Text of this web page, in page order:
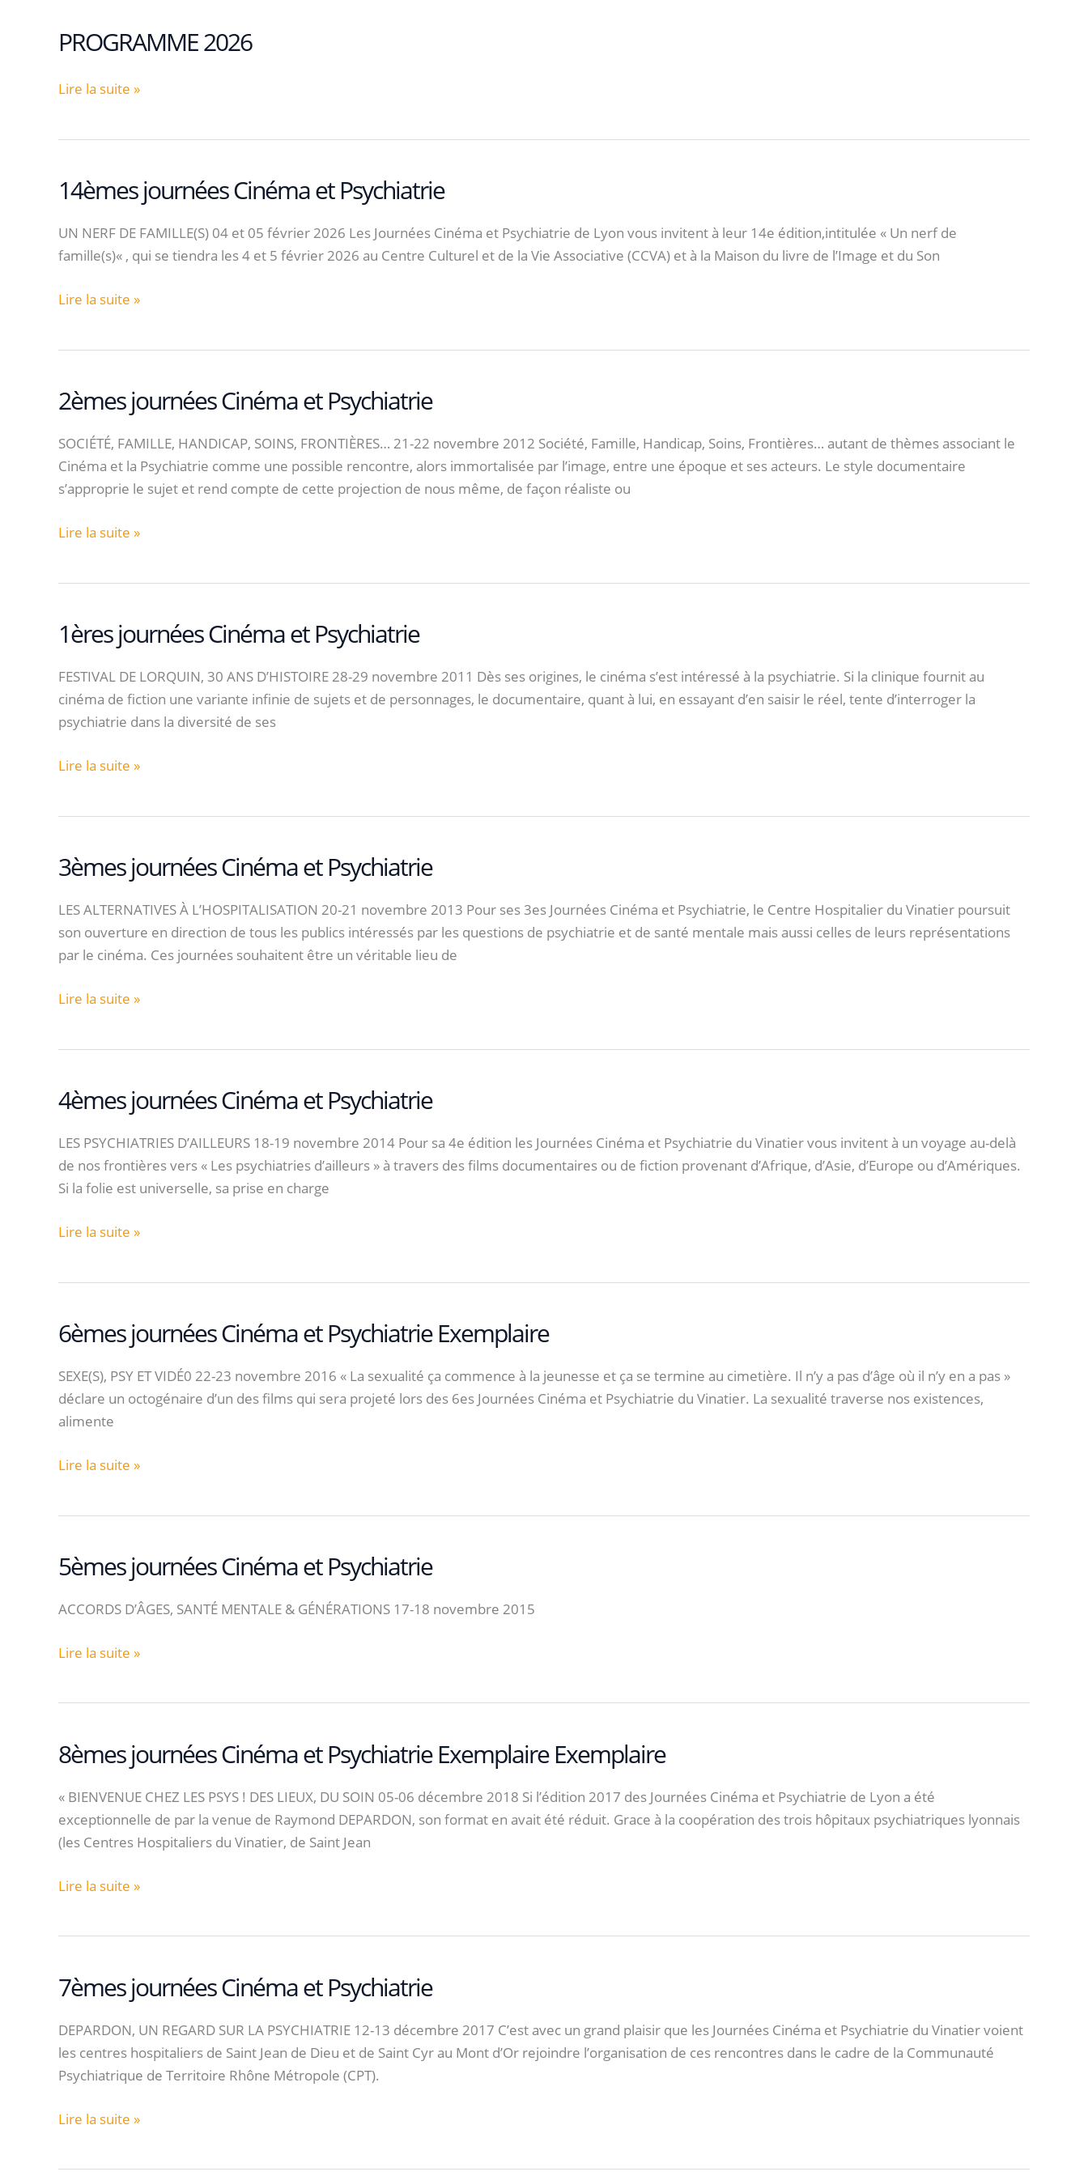
PROGRAMME 2026
PROGRAMME
Lire la suite »
14èmes journées Cinéma et Psychiatrie
UN NERF DE FAMILLE(S) 04 et 05 février 2026 Les Journées Cinéma et Psychiatrie de Lyon vous invitent à leur 14e édition,intitulée « Un nerf de
famille(s)« , qui se tiendra les 4 et 5 février 2026 au Centre Culturel et de la Vie Associative (CCVA) et à la Maison du livre de l’Image et du Son
14èmes
Psychiatrie
Lire la suite »
2èmes journées Cinéma et Psychiatrie
SOCIÉTÉ, FAMILLE, HANDICAP, SOINS, FRONTIÈRES… 21-22 novembre 2012 Société, Famille, Handicap, Soins, Frontières… autant de thèmes associant le
Cinéma et la Psychiatrie comme une possible rencontre, alors immortalisée par l’image, entre une époque et ses acteurs. Le style documentaire
s’approprie le sujet et rend compte de cette projection de nous même, de façon réaliste ou
2èmes
Psychiatrie
Lire la suite »
1ères journées Cinéma et Psychiatrie
FESTIVAL DE LORQUIN, 30 ANS D’HISTOIRE 28-29 novembre 2011 Dès ses origines, le cinéma s’est intéressé à la psychiatrie. Si la clinique fournit au
cinéma de fiction une variante infinie de sujets et de personnages, le documentaire, quant à lui, en essayant d’en saisir le réel, tente d’interroger la
psychiatrie dans la diversité de ses
1ères
Psychiatrie
Lire la suite »
3èmes journées Cinéma et Psychiatrie
LES ALTERNATIVES À L’HOSPITALISATION 20-21 novembre 2013 Pour ses 3es Journées Cinéma et Psychiatrie, le Centre Hospitalier du Vinatier poursuit
son ouverture en direction de tous les publics intéressés par les questions de psychiatrie et de santé mentale mais aussi celles de leurs représentations
par le cinéma. Ces journées souhaitent être un véritable lieu de
3èmes
Psychiatrie
Lire la suite »
4èmes journées Cinéma et Psychiatrie
LES PSYCHIATRIES D’AILLEURS 18-19 novembre 2014 Pour sa 4e édition les Journées Cinéma et Psychiatrie du Vinatier vous invitent à un voyage au-delà
de nos frontières vers « Les psychiatries d’ailleurs » à travers des films documentaires ou de fiction provenant d’Afrique, d’Asie, d’Europe ou d’Amériques.
Si la folie est universelle, sa prise en charge
4èmes
Psychiatrie
Lire la suite »
6èmes journées Cinéma et Psychiatrie Exemplaire
SEXE(S), PSY ET VIDÉ0 22-23 novembre 2016 « La sexualité ça commence à la jeunesse et ça se termine au cimetière. Il n’y a pas d’âge où il n’y en a pas »
déclare un octogénaire d’un des films qui sera projeté lors des 6es Journées Cinéma et Psychiatrie du Vinatier. La sexualité traverse nos existences,
alimente
6èmes
Psychiatrie
Exemplaire
Lire la suite »
5èmes journées Cinéma et Psychiatrie
ACCORDS D’ÂGES, SANTÉ MENTALE & GÉNÉRATIONS 17-18 novembre 2015
5èmes
Psychiatrie
Lire la suite »
8èmes journées Cinéma et Psychiatrie Exemplaire Exemplaire
« BIENVENUE CHEZ LES PSYS ! DES LIEUX, DU SOIN 05-06 décembre 2018 Si l’édition 2017 des Journées Cinéma et Psychiatrie de Lyon a été
exceptionnelle de par la venue de Raymond DEPARDON, son format en avait été réduit. Grace à la coopération des trois hôpitaux psychiatriques lyonnais
(les Centres Hospitaliers du Vinatier, de Saint Jean
8èmes
Psychiatrie
Exemplaire
Exemplaire
Lire la suite »
7èmes journées Cinéma et Psychiatrie
DEPARDON, UN REGARD SUR LA PSYCHIATRIE 12-13 décembre 2017 C’est avec un grand plaisir que les Journées Cinéma et Psychiatrie du Vinatier voient
les centres hospitaliers de Saint Jean de Dieu et de Saint Cyr au Mont d’Or rejoindre l’organisation de ces rencontres dans le cadre de la Communauté
Psychiatrique de Territoire Rhône Métropole (CPT).
7èmes
Lire la suite »